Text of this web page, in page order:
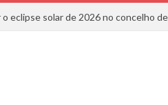
eclipse solar de 2026 no concelho